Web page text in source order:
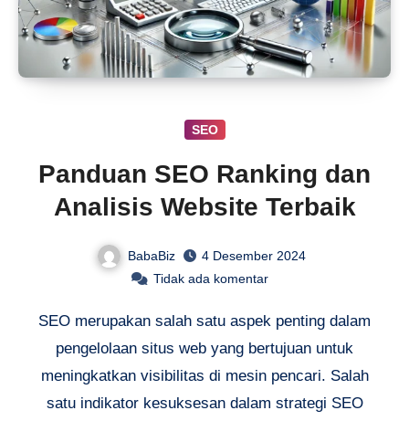
SEO
Panduan SEO Ranking dan
Analisis Website Terbaik
BabaBiz
4 Desember 2024
Tidak ada komentar
SEO merupakan salah satu aspek penting dalam
pengelolaan situs web yang bertujuan untuk
meningkatkan visibilitas di mesin pencari. Salah
satu indikator kesuksesan dalam strategi SEO